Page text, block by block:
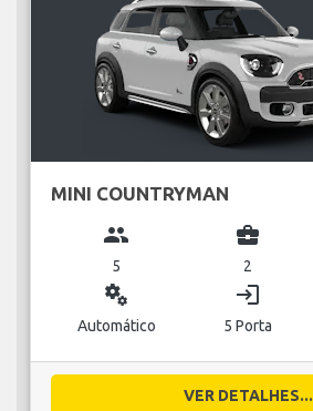
MINI COUNTRYMAN
group
5
business_center
2
miscellaneous_services
Automático
login
5 Porta
VER DETALHES...